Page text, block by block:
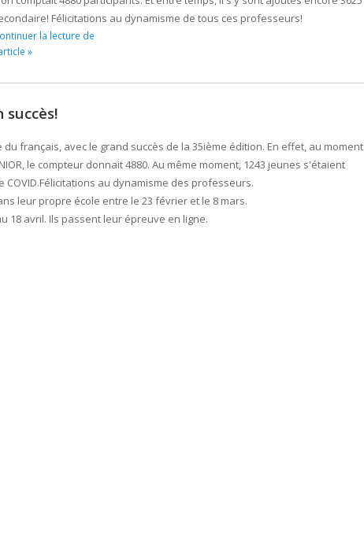
Félicitations au dynamisme de tous ces professeurs!
la lecture de
»
succès!
français, avec le grand succès de la 35ième édition. En effet, au moment
le compteur donnait 4880. Au même moment, 1243 jeunes s'étaient
COVID.Félicitations au dynamisme des professeurs.
leur propre école entre le 23 février et le 8 mars.
18 avril. Ils passent leur épreuve en ligne.